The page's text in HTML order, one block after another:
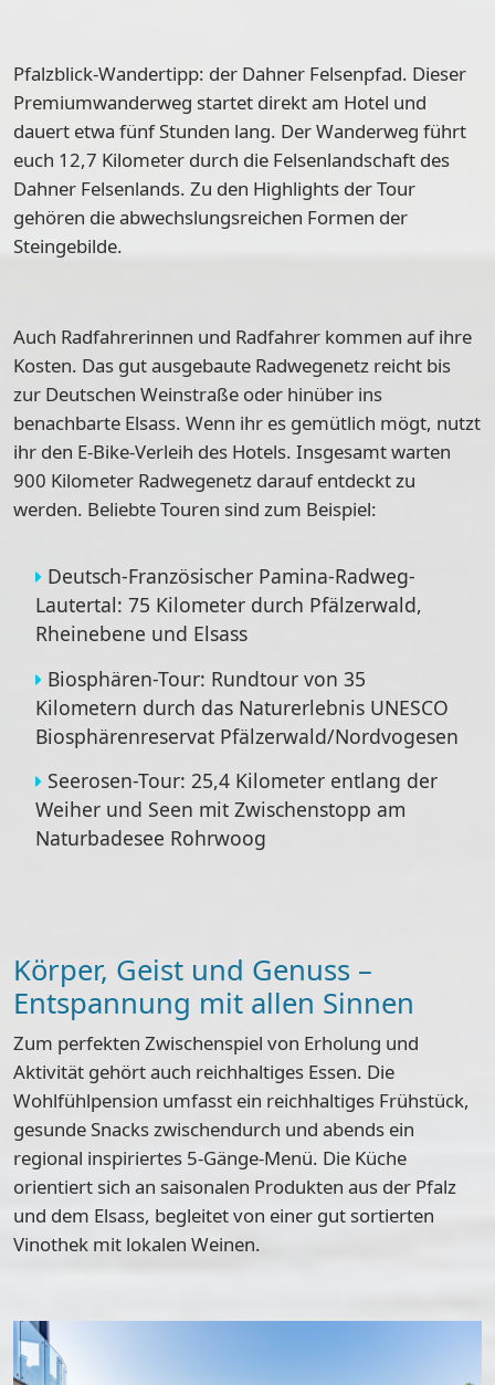
Pfalzblick-Wandertipp: der Dahner Felsenpfad. Dieser
Premiumwanderweg startet direkt am Hotel und
dauert etwa fünf Stunden lang. Der Wanderweg führt
euch 12,7 Kilometer durch die Felsenlandschaft des
Dahner Felsenlands. Zu den Highlights der Tour
gehören die abwechslungsreichen Formen der
Steingebilde.
Auch Radfahrerinnen und Radfahrer kommen auf ihre
Kosten. Das gut ausgebaute Radwegenetz reicht bis
zur Deutschen Weinstraße oder hinüber ins
benachbarte Elsass. Wenn ihr es gemütlich mögt, nutzt
ihr den E-Bike-Verleih des Hotels. Insgesamt warten
900 Kilometer Radwegenetz darauf entdeckt zu
werden. Beliebte Touren sind zum Beispiel:
Deutsch-Französischer Pamina-Radweg-
Lautertal: 75 Kilometer durch Pfälzerwald,
Rheinebene und Elsass
Biosphären-Tour: Rundtour von 35
Kilometern durch das Naturerlebnis UNESCO
Biosphärenreservat Pfälzerwald/Nordvogesen
Seerosen-Tour: 25,4 Kilometer entlang der
Weiher und Seen mit Zwischenstopp am
Naturbadesee Rohrwoog
Körper, Geist und Genuss –
Entspannung mit allen Sinnen
Zum perfekten Zwischenspiel von Erholung und
Aktivität gehört auch reichhaltiges Essen. Die
Wohlfühlpension umfasst ein reichhaltiges Frühstück,
gesunde Snacks zwischendurch und abends ein
regional inspiriertes 5-Gänge-Menü. Die Küche
orientiert sich an saisonalen Produkten aus der Pfalz
und dem Elsass, begleitet von einer gut sortierten
Vinothek mit lokalen Weinen.